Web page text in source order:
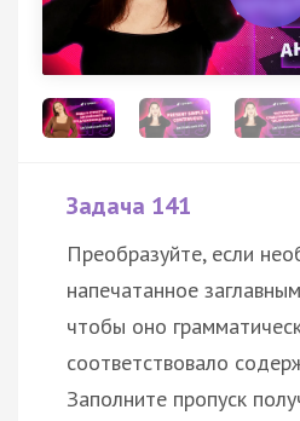
Задача 141
Преобразуйте, если
напечатанное
чтобы оно
соответствовало
Заполните пропуск